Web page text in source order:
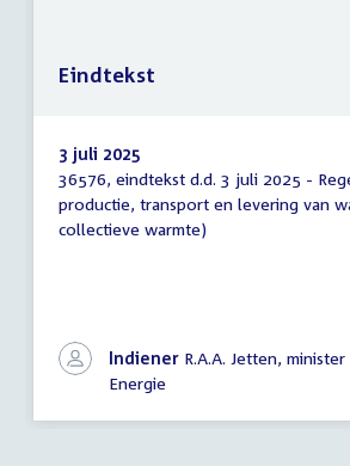
Eindtekst
3 juli 2025
36576, eindtekst d.d. 3 juli 2025 -
productie, transport en levering van
collectieve warmte)
Indiener R.A.A. Jetten,
Energie
Eindtekst